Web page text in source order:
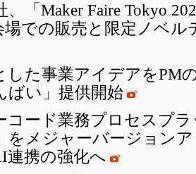
、「Maker Faire Tokyo
場での販売と限定ノベ
した事業アイデアをPM
ばい」提供開始
コード業務プロセスプ
をメジャーバージョン
連携の強化へ